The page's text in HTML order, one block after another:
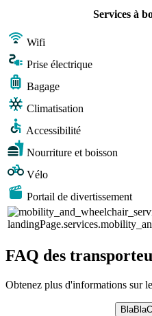
Services à
Wifi
Prise électrique
Bagage
Climatisation
Accessibilité
Nourriture et boisson
Vélo
Portail de divertissement
FAQ des
Obtenez plus d'informations sur